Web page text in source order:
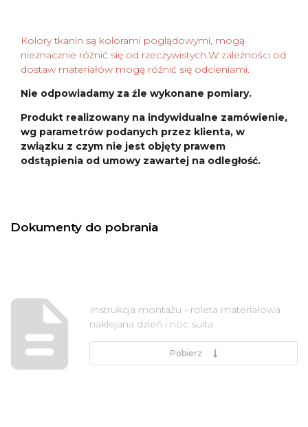
Kolory tkanin są kolorami poglądowymi, mogą
nieznacznie różnić się od rzeczywistych.W zależności od
dostaw materiałów mogą różnić się odcieniami.
Nie odpowiadamy za źle wykonane pomiary.
Produkt realizowany na indywidualne zamówienie,
wg parametrów podanych przez klienta, w
związku z czym nie jest objęty prawem
odstąpienia od umowy zawartej na odległość.
Dokumenty do pobrania
Instrukcja montażu - roleta materiałowa
naklejana dzień i noc suita
Pobierz